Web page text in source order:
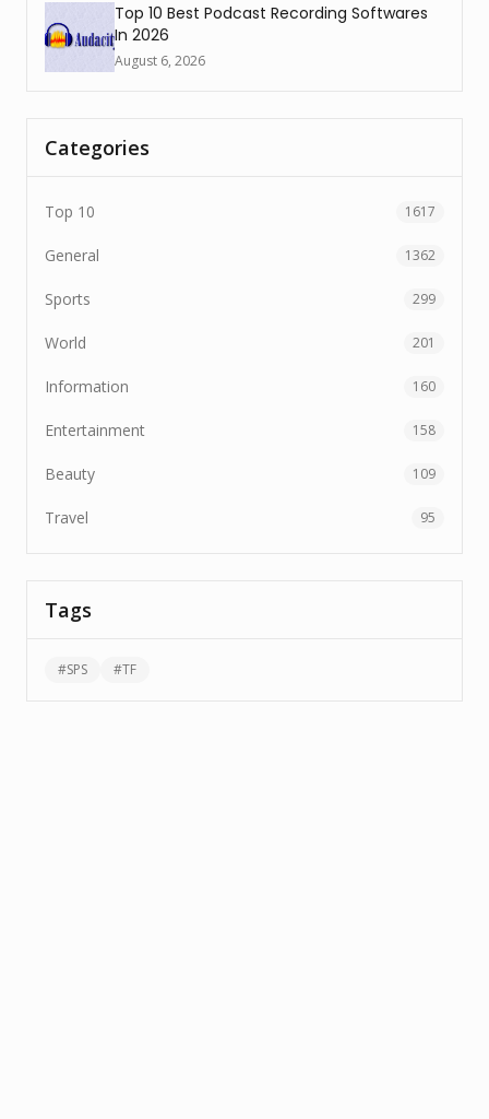
Top 10 Best Podcast Recording Softwares
In 2026
August 6, 2026
Categories
Top 10 1617
General 1362
Sports 299
World 201
Information 160
Entertainment 158
Beauty 109
Travel 95
Tags
#SPS #TF